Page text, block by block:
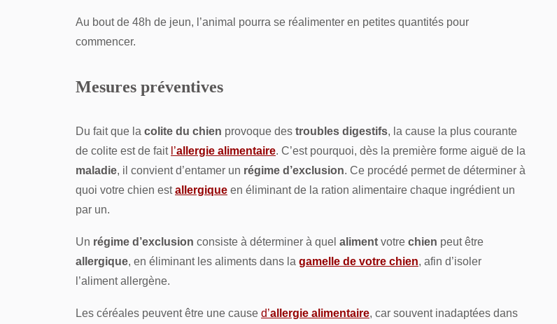
Au bout de 48h de jeun, l’animal pourra se réalimenter en petites quantités pour
commencer.
Mesures préventives
Du fait que la colite du chien provoque des troubles digestifs, la cause la plus courante
de colite est de fait l’allergie alimentaire. C’est pourquoi, dès la première forme aiguë de la
maladie, il convient d’entamer un régime d’exclusion. Ce procédé permet de déterminer à
quoi votre chien estallergique en éliminant de la ration alimentaire chaque ingrédient un
par un.
Un régime d’exclusion consiste à déterminer à quel aliment votre chien peut être
allergique, en éliminant les aliments dans la gamelle de votre chien, afin d’isoler
l’aliment allergène.
Les céréales peuvent être une cause d’allergie alimentaire, car souvent inadaptées dans